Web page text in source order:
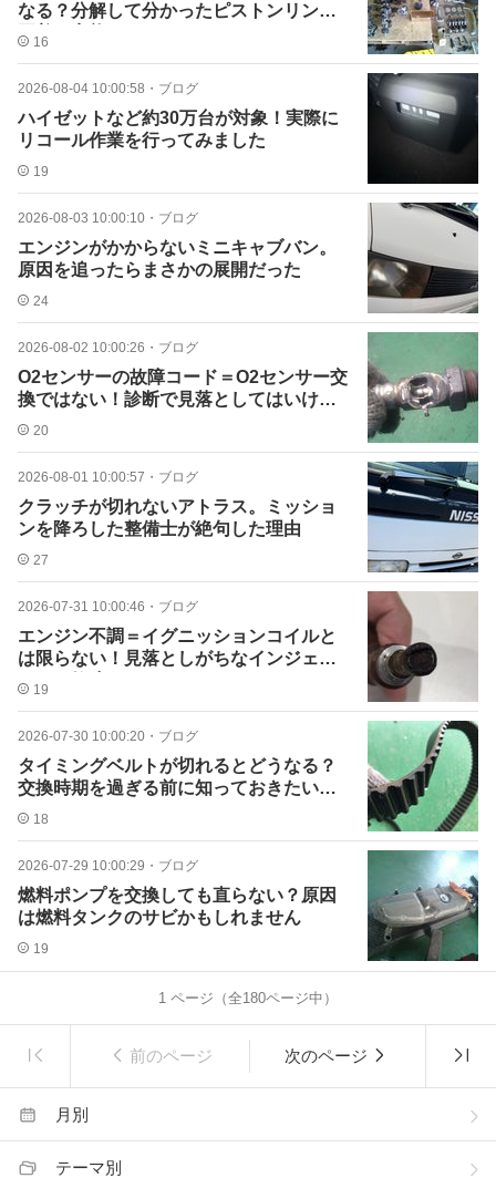
なる？分解して分かったピストンリング
固着の実態
16
2026-08-04 10:00:58 ・ ブログ
ハイゼットなど約30万台が対象！実際に
リコール作業を行ってみました
19
2026-08-03 10:00:10 ・ ブログ
エンジンがかからないミニキャブバン。
原因を追ったらまさかの展開だった
24
2026-08-02 10:00:26 ・ ブログ
O2センサーの故障コード＝O2センサー交
換ではない！診断で見落としてはいけな
いポイント
20
2026-08-01 10:00:57 ・ ブログ
クラッチが切れないアトラス。ミッショ
ンを降ろした整備士が絶句した理由
27
2026-07-31 10:00:46 ・ ブログ
エンジン不調＝イグニッションコイルと
は限らない！見落としがちなインジェク
ターの故障
19
2026-07-30 10:00:20 ・ ブログ
タイミングベルトが切れるとどうなる？
交換時期を過ぎる前に知っておきたいこ
と18
2026-07-29 10:00:29 ・ ブログ
燃料ポンプを交換しても直らない？原因
は燃料タンクのサビかもしれません
19
1 ページ（全180ページ中）
前のページ 次のページ
月別
テーマ別